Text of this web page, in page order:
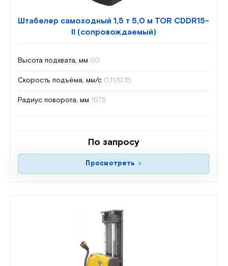
Штабелер самоходный 1,5 т 5,0 м TOR CDDR15-
II (сопровождаемый)
Высота подхвата, мм 90
Скорость подъёма, мм/с 0,11/0,15
Радиус поворота, мм 1575
По запросу
Просмотреть